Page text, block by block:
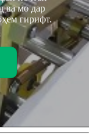
ва мо дар
гирифт.